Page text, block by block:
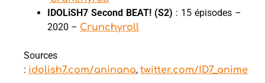
IDOLiSH7 Second BEAT! (S2) : 15 épisodes –
2020 – Crunchyroll
Sources
: idolish7.com/aninana, twitter.com/ID7_anime